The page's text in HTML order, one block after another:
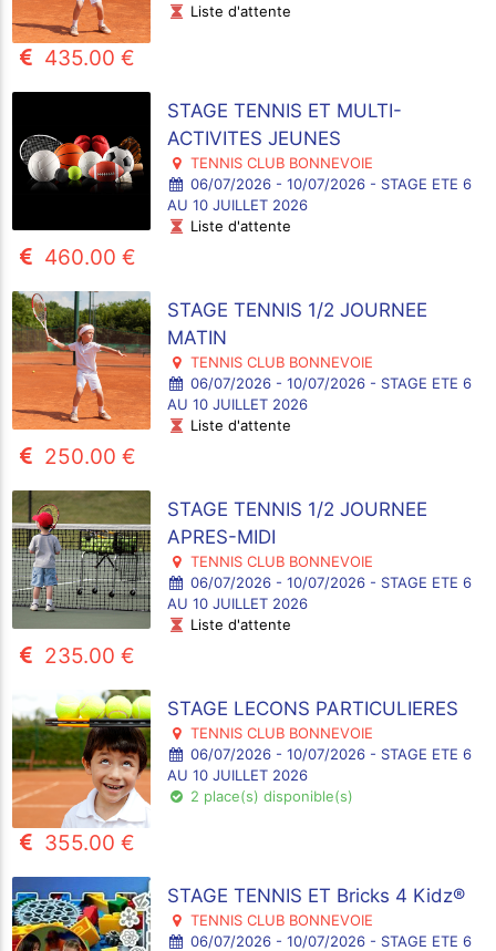
Liste d'attente
435.00 €
STAGE TENNIS ET MULTI-
ACTIVITES JEUNES
TENNIS CLUB BONNEVOIE
06/07/2026 - 10/07/2026 - STAGE ETE 6
AU 10 JUILLET 2026
Liste d'attente
460.00 €
STAGE TENNIS 1/2 JOURNEE
MATIN
TENNIS CLUB BONNEVOIE
06/07/2026 - 10/07/2026 - STAGE ETE 6
AU 10 JUILLET 2026
Liste d'attente
250.00 €
STAGE TENNIS 1/2 JOURNEE
APRES-MIDI
TENNIS CLUB BONNEVOIE
06/07/2026 - 10/07/2026 - STAGE ETE 6
AU 10 JUILLET 2026
Liste d'attente
235.00 €
STAGE LECONS PARTICULIERES
TENNIS CLUB BONNEVOIE
06/07/2026 - 10/07/2026 - STAGE ETE 6
AU 10 JUILLET 2026
2 place(s) disponible(s)
355.00 €
STAGE TENNIS ET Bricks 4 Kidz®
TENNIS CLUB BONNEVOIE
06/07/2026 - 10/07/2026 - STAGE ETE 6